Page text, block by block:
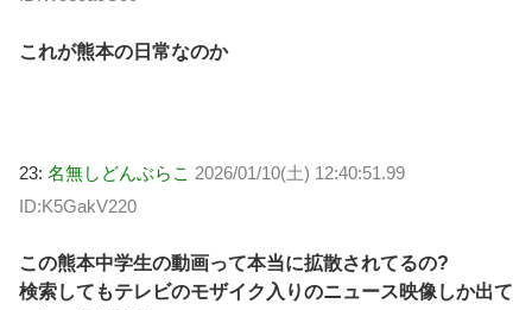
これが熊本の日常なのか
23: 名無しどんぶらこ 2026/01/10(土) 12:40:51.99
ID:K5GakV220
この熊本中学生の動画って本当に拡散されてるの?
検索してもテレビのモザイク入りのニュース映像しか出て